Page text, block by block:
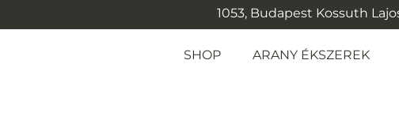
1053, Budapest Kossuth
SHOP ARANY ÉKSZEREK